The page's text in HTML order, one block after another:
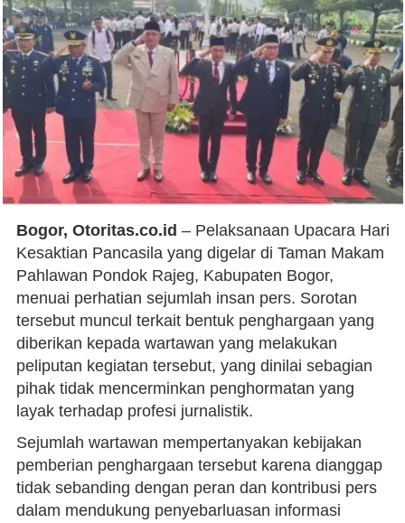
Bogor, Otoritas.co.id – Pelaksanaan Upacara Hari
Kesaktian Pancasila yang digelar di Taman Makam
Pahlawan Pondok Rajeg, Kabupaten Bogor,
menuai perhatian sejumlah insan pers. Sorotan
tersebut muncul terkait bentuk penghargaan yang
diberikan kepada wartawan yang melakukan
peliputan kegiatan tersebut, yang dinilai sebagian
pihak tidak mencerminkan penghormatan yang
layak terhadap profesi jurnalistik.
Sejumlah wartawan mempertanyakan kebijakan
pemberian penghargaan tersebut karena dianggap
tidak sebanding dengan peran dan kontribusi pers
dalam mendukung penyebarluasan informasi